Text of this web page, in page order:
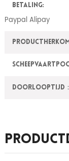
Betaling:
Paypal Alipay
Doorlooptijd：